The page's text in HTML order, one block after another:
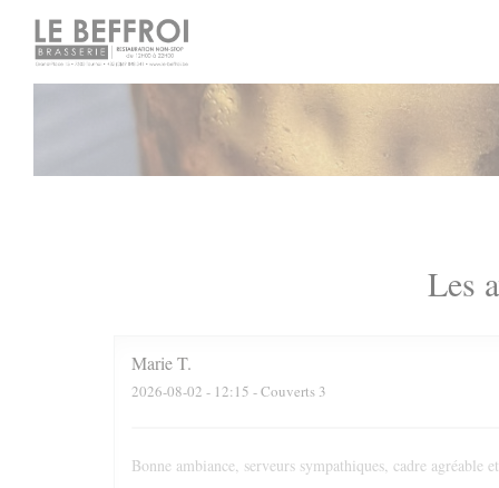
Personnalisation de vos choix en matière de cookies
Les
MarieT
2026-08-02 - 12:15 - Couverts 3
Bonne ambiance, serveurs sympathiques, cadre agréable